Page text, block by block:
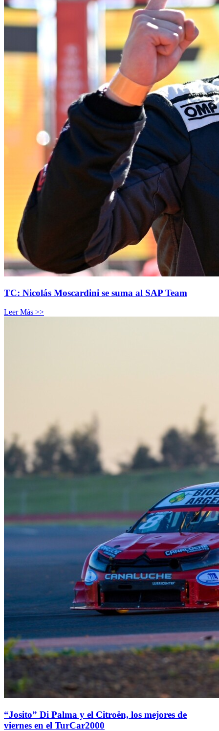
TC: Nicolás Moscardini se suma al SAP Team
Leer Más >>
“Josito” Di Palma y el Citroën, los mejores de
viernes en el TurCar2000